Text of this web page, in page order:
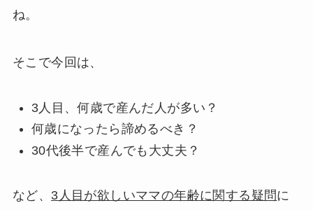
ね。
そこで今回は、
3人目、何歳で産んだ人が多い？
何歳になったら諦めるべき？
30代後半で産んでも大丈夫？
など、 3人目が欲しいママの年齢に関する疑問に